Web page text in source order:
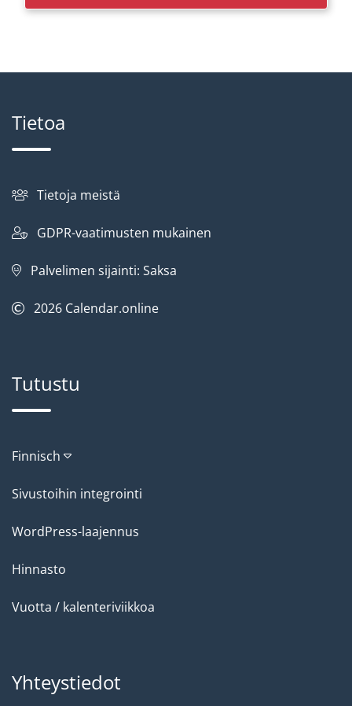
Tietoa
Tietoja meistä
GDPR-vaatimusten mukainen
Palvelimen sijainti: Saksa
2026 Calendar.online
Tutustu
Finnisch
Sivustoihin integrointi
WordPress-laajennus
Hinnasto
Vuotta / kalenteriviikkoa
Yhteystiedot